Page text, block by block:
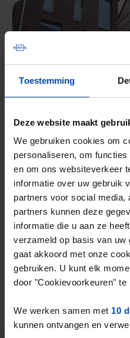
Toestemming
Deze website maakt
We gebruiken cookies om
personaliseren, om
en om ons websiteverkeer
informatie over uw gebruik
partners voor social media,
partners kunnen deze
informatie die u aan ze
verzameld op basis van
gaat akkoord met onze
gebruiken. U kunt elk
door "Cookievoorkeuren" te
We werken samen met 10
kunnen ontvangen en
Plakstraat 106
Sittard
1 maand, 1 week
Gevonden op:
17m²
⚡️ Deze woning is
Reageer binnen 15
Rent.nl ben je altijd als
Mis de volgende